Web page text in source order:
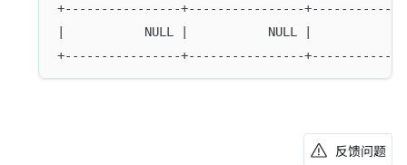
+----------------+----------------
|           NULL |           NULL |
+----------------+----------------
反馈问题